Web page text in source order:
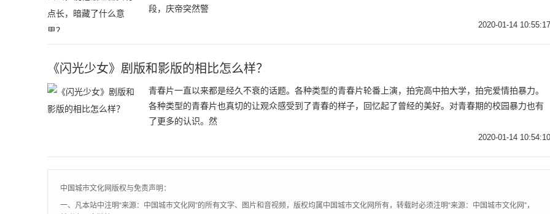
段，庆帝突然警
2020-01-14 10:55:17
《闪光少女》剧版和影版的相比怎么样？
青春片一直以来都是经久不衰的话题。各种类型的青春片轮番上演，拍完高中拍大学，拍完爱情拍暴力。
各种类型的青春片也真切的让观众感受到了青春的样子，回忆起了曾经的美好。对青春期的校园暴力也有
了更多的认识。然
2020-01-14 10:54:10
中国城市文化网版权与免责声明：
一、凡本站中注明“来源：中国城市文化网”的所有文字、图片和音视频，版权均属中国城市文化网所有，转载时必须注明“来源：中国城市文化网”，